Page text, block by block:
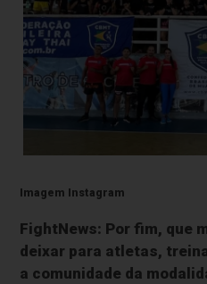
Imagem Instagram
FightNews: Por fim, que
deixar para atletas,
a comunidade da